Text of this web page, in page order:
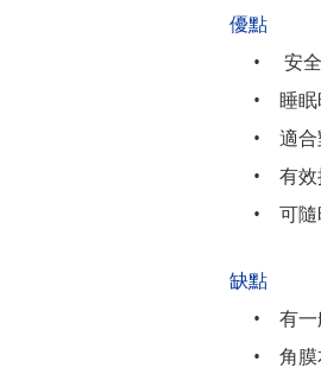
優點
•
安
• 睡
• 適
• 有
• 可
缺點
• 有
• 角